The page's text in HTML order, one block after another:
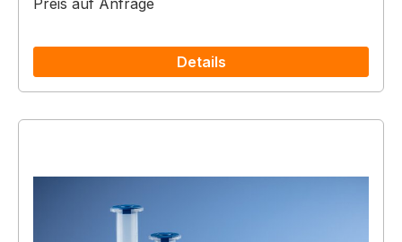
Preis auf Anfrage
Details